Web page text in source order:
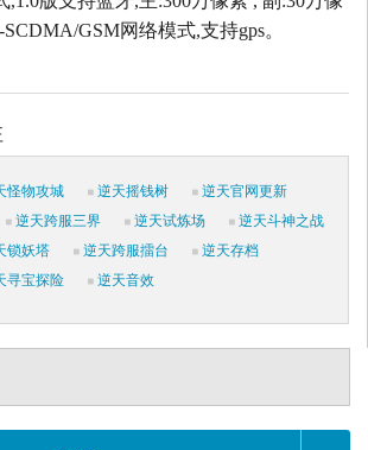
GSM网络模式,支持gps。
怪物攻城 逆天摇钱树
逆天官网更新
逆天跨服三界 逆天试炼场
逆天斗神之战
锁妖塔 逆天跨服擂台
逆天存档
寻宝探险 逆天音效